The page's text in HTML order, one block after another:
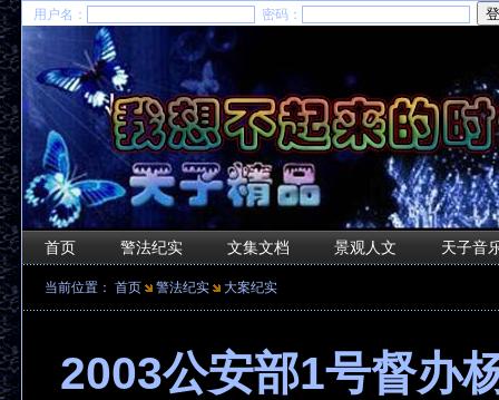
用户名： 密码：
首页 警法纪实 文集文档 景观人文 天子音
当前位置： 首页 警法纪实 大案纪实
2003公安部1号督办